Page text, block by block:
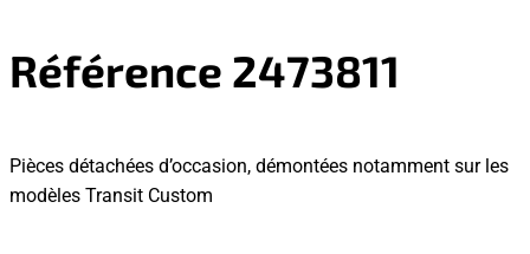
Référence 2473811
Pièces détachées d’occasion, démontées notamment sur les
modèles Transit Custom